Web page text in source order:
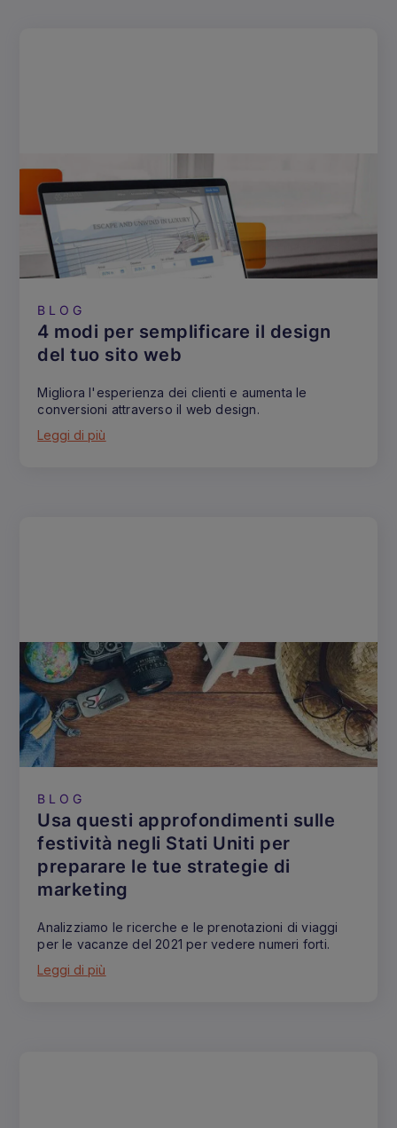
BLOG
4 modi per semplificare il design
del tuo sito web
Migliora l'esperienza dei clienti e aumenta le
conversioni attraverso il web design.
Leggi di più
BLOG
Usa questi approfondimenti sulle
festività negli Stati Uniti per
preparare le tue strategie di
marketing
Analizziamo le ricerche e le prenotazioni di viaggi
per le vacanze del 2021 per vedere numeri forti.
Leggi di più